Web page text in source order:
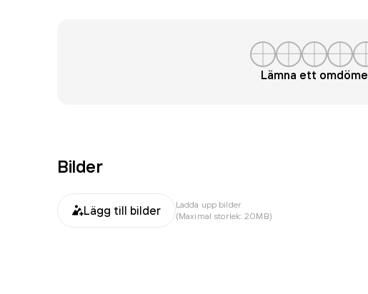
Lämna ett omdöme
Bilder
Lägg till bilder
Ladda upp bilder
(Maximal storlek: 20MB)